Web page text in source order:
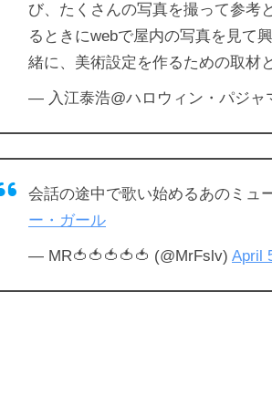
び、たくさんの写真を撮って参考
るときにwebで屋内の写真を見て
緒に、美術設定を作るための取材
— 入江泰浩@ハロウィン・パジャ
会話の途中で歌い始めるあのミュ
ー・ガール
— MR🍅🍅🍅🍅🍅 (@MrFslv) April